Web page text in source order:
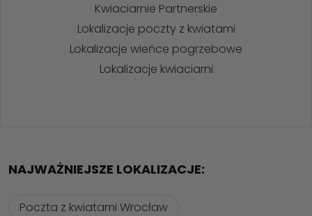
Kwiaciarnie Partnerskie
Lokalizacje poczty z kwiatami
Lokalizacje wieńce pogrzebowe
Lokalizacje kwiaciarni
NAJWAŻNIEJSZE LOKALIZACJE:
Poczta z kwiatami Wrocław